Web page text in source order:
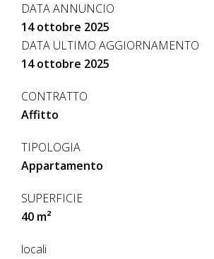
DATA ANNUNCIO
14 ottobre 2025
DATA ULTIMO AGGIORNAMENTO
14 ottobre 2025
CONTRATTO
Affitto
TIPOLOGIA
Appartamento
SUPERFICIE
40 m²
locali